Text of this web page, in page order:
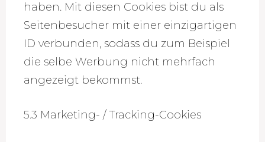
haben. Mit diesen Cookies bist du als
Seitenbesucher mit einer einzigartigen
ID verbunden, sodass du zum Beispiel
die selbe Werbung nicht mehrfach
angezeigt bekommst.
5.3 Marketing- / Tracking-Cookies